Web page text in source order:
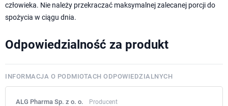
człowieka. Nie należy przekraczać maksymalnej zalecanej porcji do
spożycia w ciągu dnia.
Odpowiedzialność za produkt
INFORMACJA O PODMIOTACH ODPOWIEDZIALNYCH
ALG Pharma Sp. z o. o. Producent